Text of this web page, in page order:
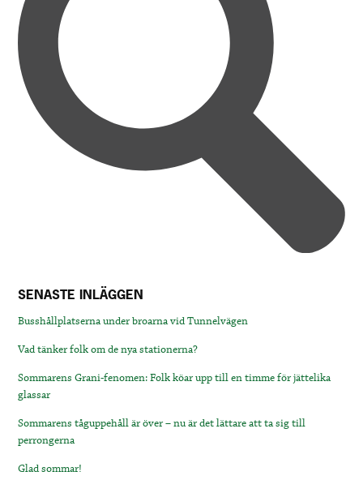
SENASTE INLÄGGEN
Busshållplatserna under broarna vid Tunnelvägen
Vad tänker folk om de nya stationerna?
Sommarens Grani-fenomen: Folk köar upp till en timme för jättelika
glassar
Sommarens tåguppehåll är över – nu är det lättare att ta sig till
perrongerna
Glad sommar!